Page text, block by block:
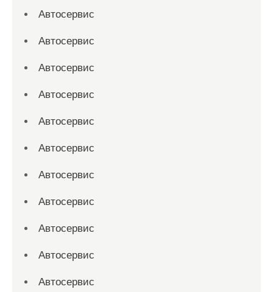
Автосервис
Автосервис
Автосервис
Автосервис
Автосервис
Автосервис
Автосервис
Автосервис
Автосервис
Автосервис
Автосервис